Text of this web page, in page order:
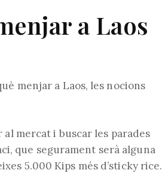
a Laos
menjar a Laos, les nocions
mercat i buscar les parades
que segurament serà alguna
5.000 Kips més d’sticky rice.